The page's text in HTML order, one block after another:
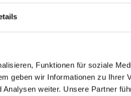
Funktionen für soziale
geben wir Informationen zu Ihrer
weiter. Unsere Partner
zurückgelegt wird, um die
vergleichen